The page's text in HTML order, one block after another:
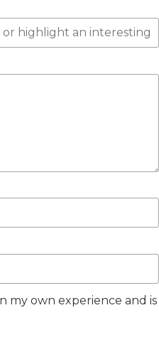
my own experience and is